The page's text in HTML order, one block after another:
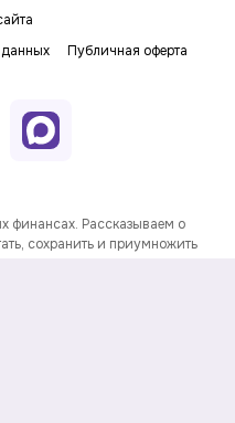
данных
Публичная оферта
финансах. Рассказываем о
сохранить и приумножить
и инвестидеи, советы по